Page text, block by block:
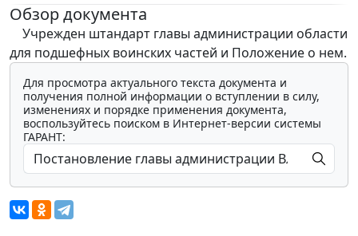
Обзор документа
Учрежден штандарт главы администрации области
для подшефных воинских частей и Положение о нем.
Для просмотра актуального текста документа и
получения полной информации о вступлении в силу,
изменениях и порядке применения документа,
воспользуйтесь поиском в Интернет-версии системы
ГАРАНТ: